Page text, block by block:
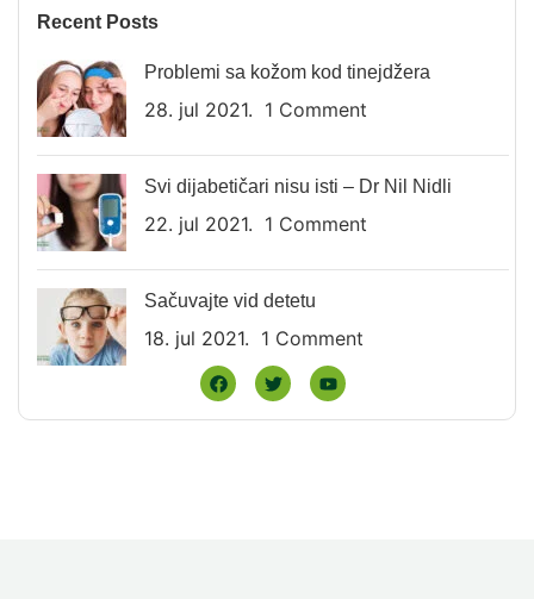
Recent Posts
Problemi sa kožom kod tinejdžera
28. jul 2021. 1 Comment
Svi dijabetičari nisu isti – Dr Nil Nidli
22. jul 2021. 1 Comment
Sačuvajte vid detetu
18. jul 2021. 1 Comment